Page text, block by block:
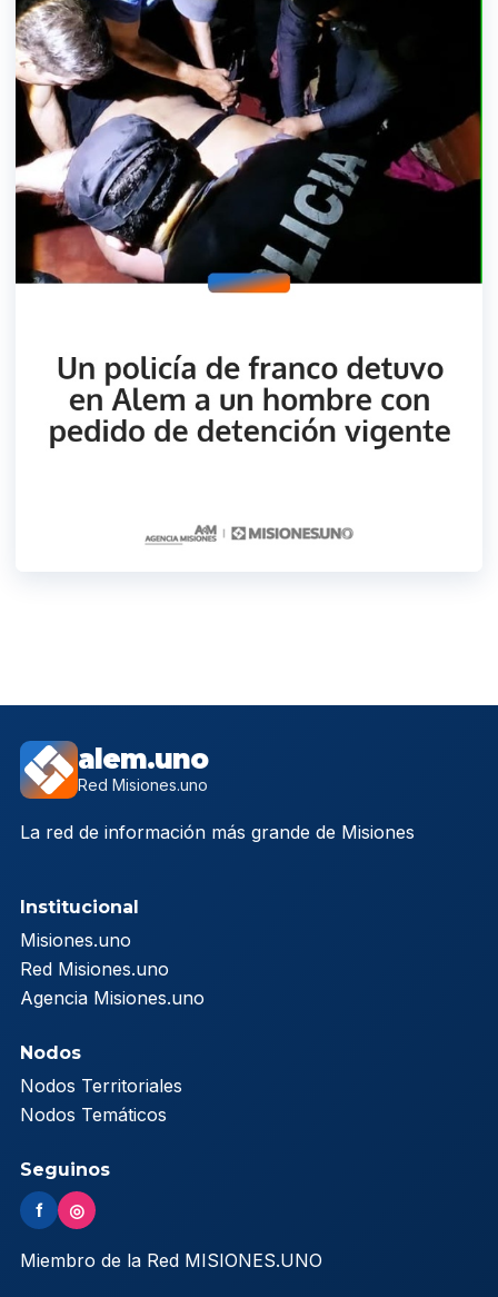
alem.uno
Red Misiones.uno
La red de información más grande de Misiones
Institucional
Misiones.uno
Red Misiones.uno
Agencia Misiones.uno
Nodos
Nodos Territoriales
Nodos Temáticos
Seguinos
f ◎
Miembro de la Red MISIONES.UNO